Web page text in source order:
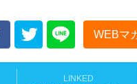
WEBマ
LINKED